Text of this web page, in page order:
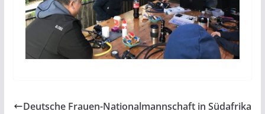
Deutsche Frauen-Nationalmannschaft in Südafrika